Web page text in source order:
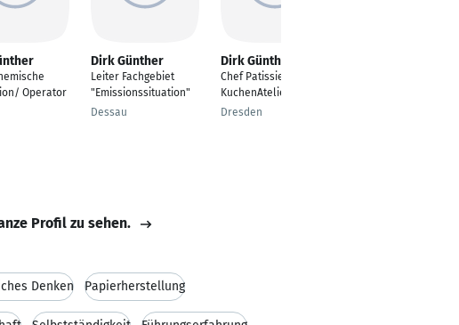
Operator
Dirk Günther
Leiter Fachgebiet
"Emissionssituation"
Dessau
Dirk Günther
Chef Patissier,
KuchenAtelier
Dresden
Profil zu sehen.
Denken Papierherstellung